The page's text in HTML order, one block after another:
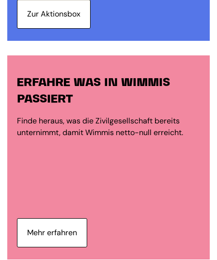
Zur Aktionsbox
ERFAHRE WAS IN WIMMIS
PASSIERT
Finde heraus, was die Zivilgesellschaft bereits
unternimmt, damit Wimmis netto-null erreicht.
Mehr erfahren